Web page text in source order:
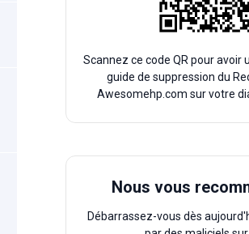
Scannez ce code QR pour avoir
guide de suppression du
Awesomehp.com sur votre
Nous vous
Débarrassez-vous dès